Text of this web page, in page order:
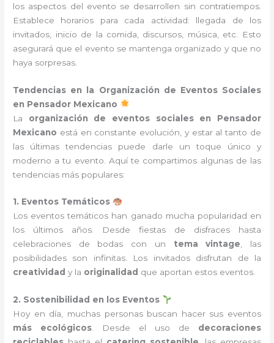
los aspectos del evento se desarrollen sin contratiempos.
Establece horarios para cada actividad: llegada de los
invitados, inicio de la comida, discursos, música, etc. Esto
asegurará que el evento se mantenga organizado y que no
haya sorpresas.
Tendencias en la Organización de Eventos Sociales
en Pensador Mexicano
La organización de eventos sociales en Pensador
Mexicano está en constante evolución, y estar al tanto de
las últimas tendencias puede darle un toque único y
moderno a tu evento. Aquí te compartimos algunas de las
tendencias más populares:
1. Eventos Temáticos
Los eventos temáticos han ganado mucha popularidad en
los últimos años. Desde fiestas de disfraces hasta
celebraciones de bodas con un tema vintage, las
posibilidades son infinitas. Los invitados disfrutan de la
creatividad y la originalidad que aportan estos eventos.
2. Sostenibilidad en los Eventos
Hoy en día, muchas personas buscan hacer sus eventos
más ecológicos. Desde el uso de decoraciones